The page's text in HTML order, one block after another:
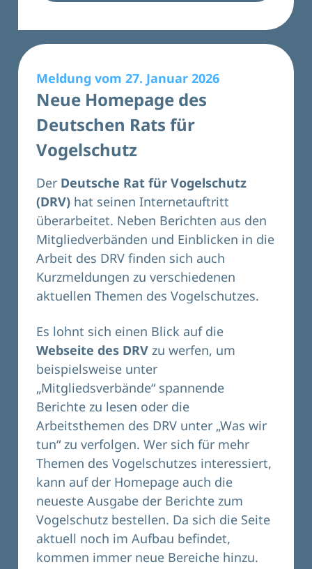
Meldung vom 27. Januar 2026
Neue Homepage des
Deutschen Rats für
Vogelschutz
Der Deutsche Rat für Vogelschutz
(DRV) hat seinen Internetauftritt
überarbeitet. Neben Berichten aus den
Mitgliedverbänden und Einblicken in die
Arbeit des DRV finden sich auch
Kurzmeldungen zu verschiedenen
aktuellen Themen des Vogelschutzes.
Es lohnt sich einen Blick auf die
Webseite des DRV zu werfen, um
beispielsweise unter
„Mitgliedsverbände“ spannende
Berichte zu lesen oder die
Arbeitsthemen des DRV unter „Was wir
tun“ zu verfolgen. Wer sich für mehr
Themen des Vogelschutzes interessiert,
kann auf der Homepage auch die
neueste Ausgabe der Berichte zum
Vogelschutz bestellen. Da sich die Seite
aktuell noch im Aufbau befindet,
kommen immer neue Bereiche hinzu.